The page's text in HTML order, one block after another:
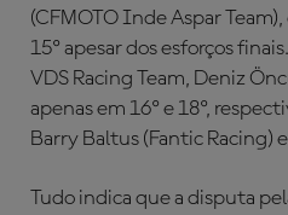
(CFMOTO Inde Aspar
15º apesar dos esforços
VDS Racing Team, Deniz
apenas em 16º e 18º,
Barry Baltus (Fantic Racing)
Tudo indica que a disputa